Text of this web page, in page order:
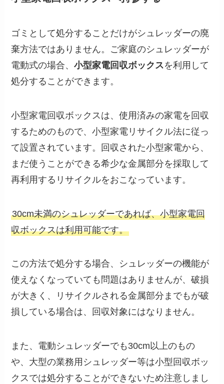
ゴミとして処分することだけがシュレッダーの廃
棄方法ではありません。ご家庭のシュレッダーが
電動式の場合、小型家電回収ボックスを利用して
処分することができます。
小型家電回収ボックスは、使用済みの家電を回収
するためのもので、小型家電リサイクル法に従っ
て設置されています。回収された小型家電から、
まだ使うことができる希少な金属部分を採取して
再利用するリサイクルをおこなっています。
30cm未満のシュレッダーであれば、小型家電回
収ボックスは利用可能です。
この方法で処分する場合、シュレッダーの機能が
使えなくなっていても問題はありませんが、破損
が大きく、リサイクルされる金属部分までもが破
損している場合は、回収対象にはなりません。
また、電動シュレッダーでも30cm以上のもの
や、大型の業務用シュレッダー等は小型回収ボッ
クスでは処分することができないため注意しまし